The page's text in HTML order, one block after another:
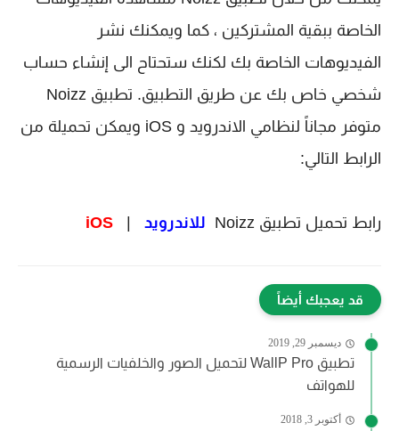
شخصي خاص بك عن طريق التطبيق.
الرابط التالي:
رابط تحميل تطبيق Noizz للاندرويد iOS
قد يعجبك أيضاً
ديسمبر 29, 2019
تطبيق WallP Pro لتحميل الصور والخلفيات الرسمية
للهواتف
أكتوبر 3, 2018